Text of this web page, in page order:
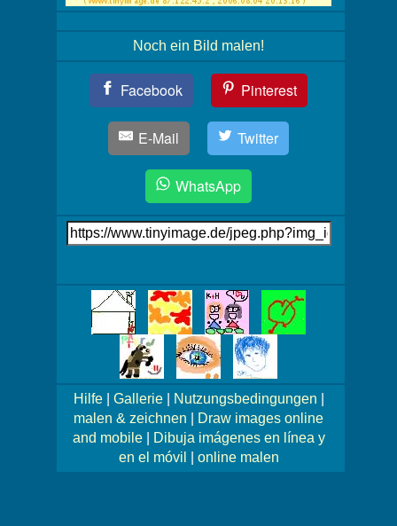
Noch ein Bild malen!
Facebook Pinterest
E-Mail Twitter
WhatsApp
Link
auf's
Bilder!
Hilfe| Gallerie| Nutzungsbedingungen
malen & zeichnen
Draw images online
and mobile|
Dibuja imágenes en línea y
en el móvil
online malen